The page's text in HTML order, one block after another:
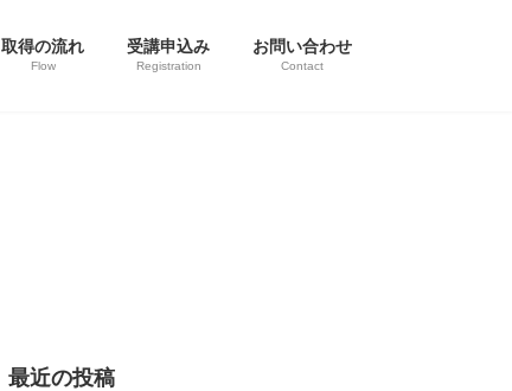
取得の流れ
Flow
受講申込み
Registration
お問い合わせ
Contact
最近の投稿